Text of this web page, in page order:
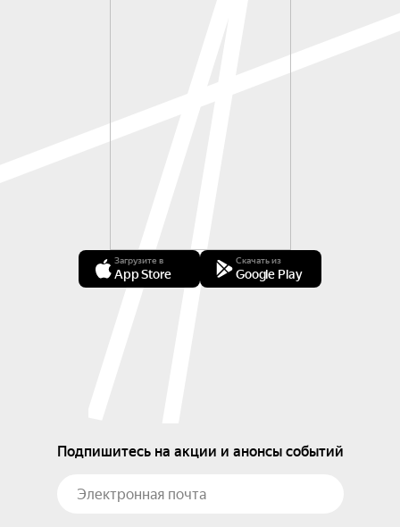
Загрузите в
App Store
Скачать из
Google Play
Подпишитесь на акции и анонсы событий